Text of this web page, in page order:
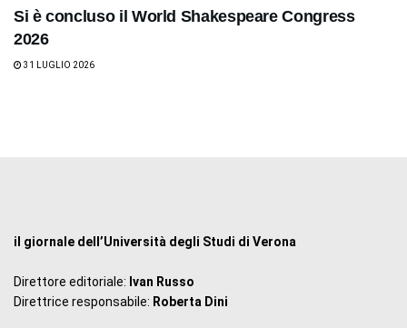
Si è concluso il World Shakespeare Congress
2026
31 LUGLIO 2026
il giornale dell’Università degli Studi di Verona
Direttore editoriale: Ivan Russo
Direttrice responsabile: Roberta Dini